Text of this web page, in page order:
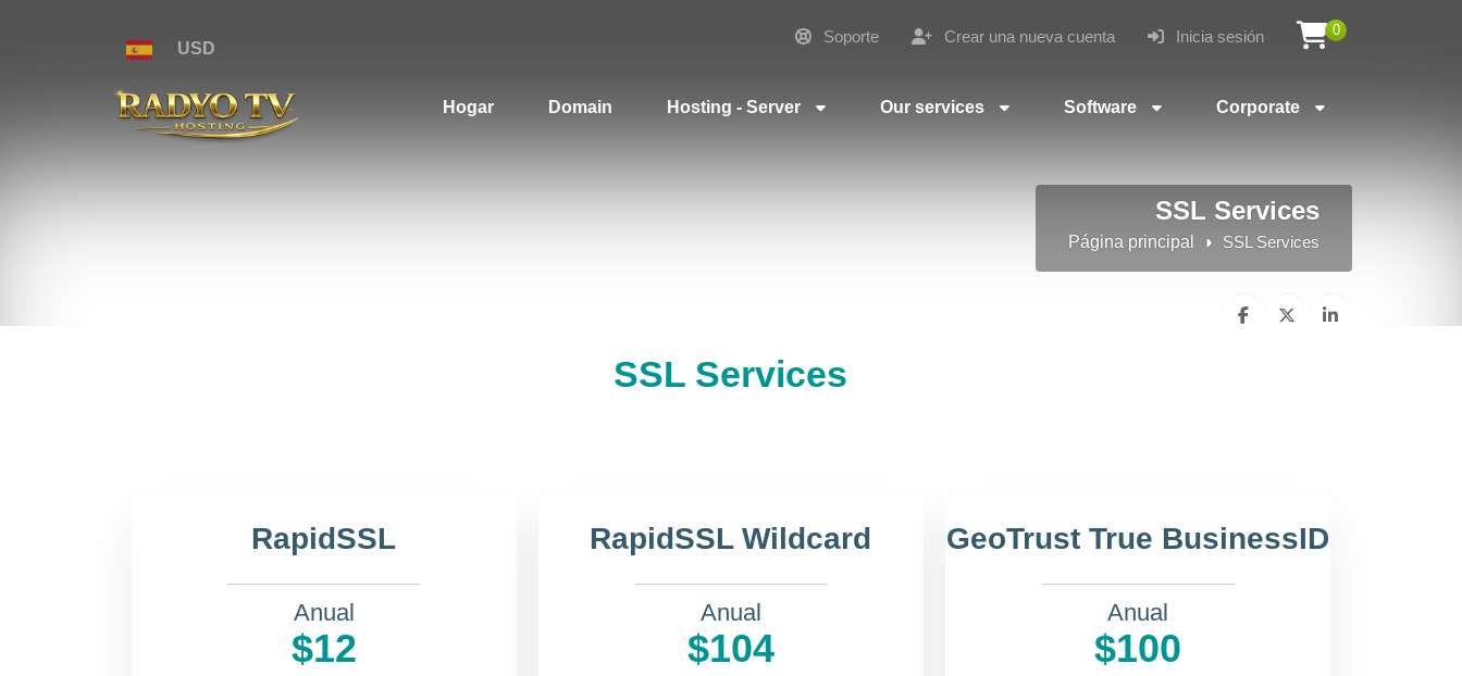
0
Inicia sesión
Crear una nueva cuenta
Soporte
USD
Hogar Domain Hosting - Server Our services Software Corporate
SSL Services
Página principal SSL Services
SSL Services
RapidSSL
Anual
$12
RapidSSL Wildcard
Anual
$104
GeoTrust True BusinessID
Anual
$100